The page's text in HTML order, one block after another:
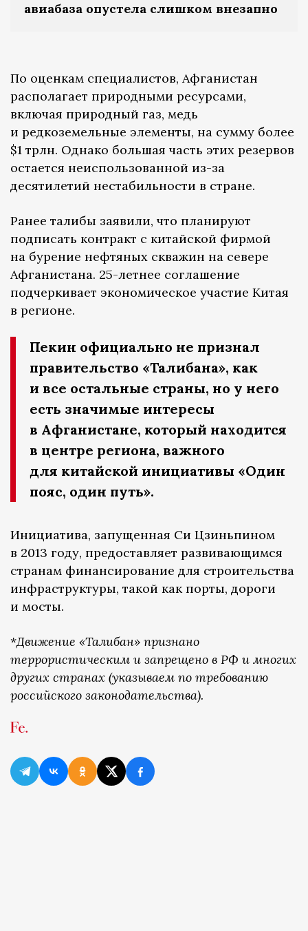
авиабаза опустела слишком внезапно
По оценкам специалистов, Афганистан
располагает природными ресурсами,
включая природный газ, медь
и редкоземельные элементы, на сумму более
$1 трлн. Однако большая часть этих резервов
остается неиспользованной из-за
десятилетий нестабильности в стране.
Ранее талибы заявили, что планируют
подписать контракт с китайской фирмой
на бурение нефтяных скважин на севере
Афганистана. 25-летнее соглашение
подчеркивает экономическое участие Китая
в регионе.
Пекин официально не признал
правительство «Талибана», как
и все остальные страны, но у него
есть значимые интересы
в Афганистане, который находится
в центре региона, важного
для китайской инициативы «Один
пояс, один путь».
Инициатива, запущенная Си Цзиньпином
в 2013 году, предоставляет развивающимся
странам финансирование для строительства
инфраструктуры, такой как порты, дороги
и мосты.
*Движение «Талибан» признано
террористическим и запрещено в РФ и многих
других странах (указываем по требованию
российского законодательства).